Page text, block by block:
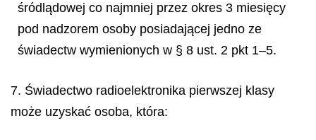
śródlądowej co najmniej przez okres 3 miesięcy
pod nadzorem osoby posiadającej jedno ze
świadectw wymienionych w § 8 ust. 2 pkt 1–5.
7. Świadectwo radioelektronika pierwszej klasy
może uzyskać osoba, która: